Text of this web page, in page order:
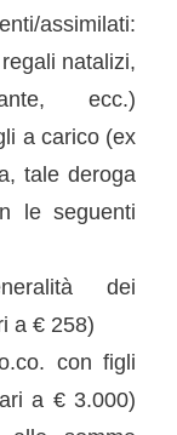
assimilati:
natalizi,
ecc.)
a carico (ex
tale deroga
le seguenti
dei
a € 258)
con figli
a € 3.000)